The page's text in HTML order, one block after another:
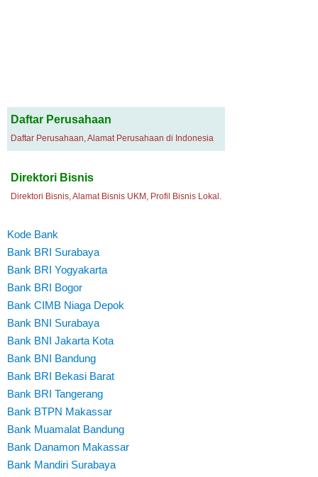
Daftar Perusahaan
Daftar Perusahaan, Alamat Perusahaan di Indonesia
Direktori Bisnis
Direktori Bisnis, Alamat Bisnis UKM, Profil Bisnis Lokal.
Kode Bank
Bank BRI Surabaya
Bank BRI Yogyakarta
Bank BRI Bogor
Bank CIMB Niaga Depok
Bank BNI Surabaya
Bank BNI Jakarta Kota
Bank BNI Bandung
Bank BRI Bekasi Barat
Bank BRI Tangerang
Bank BTPN Makassar
Bank Muamalat Bandung
Bank Danamon Makassar
Bank Mandiri Surabaya